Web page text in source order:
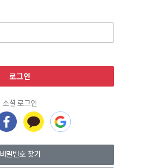
소셜 로그인
비밀번호 찾기